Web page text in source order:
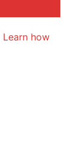
Learn how